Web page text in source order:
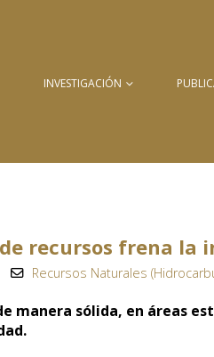
INVESTIGACIÓN
recursos frena
Recursos Naturales
manera sólida, en áreas